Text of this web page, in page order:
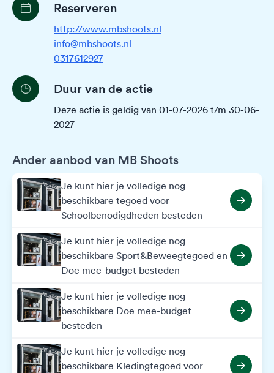
Reserveren
http://www.mbshoots.nl
info@mbshoots.nl
0317612927
Duur van de actie
Deze actie is geldig van 01-07-2026 t/m 30-06-
2027
Ander aanbod van MB Shoots
Je kunt hier je volledige nog
beschikbare tegoed voor
Schoolbenodigdheden besteden
Je kunt hier je volledige nog
beschikbare Sport&Beweegtegoed en
Doe mee-budget besteden
Je kunt hier je volledige nog
beschikbare Doe mee-budget
besteden
Je kunt hier je volledige nog
beschikbare Kledingtegoed voor